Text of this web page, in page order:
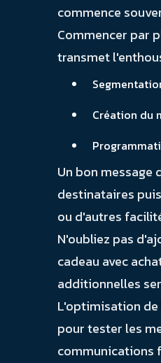
commence
Commencer par
transmet
Création du
Un bon
destinataires
ou d'autres
N'oubliez pas
cadeau avec
additionnelles
L'optimisation de
pour tester les
communications